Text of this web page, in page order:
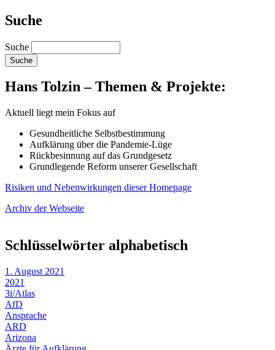
Suche
Suche
Hans Tolzin – Themen & Projekte:
Aktuell liegt mein Fokus auf
Gesundheitliche Selbstbestimmung
Aufklärung über die Pandemie-Lüge
Rückbesinnung auf das Grundgesetz
Grundlegende Reform unserer Gesellschaft
Risiken und Nebenwirkungen dieser Homepage
Archiv der Webseite
Schlüsselwörter alphabetisch
1. August 2021
2021
3i/Atlas
AfD
Ansprache
ARD
Arizona